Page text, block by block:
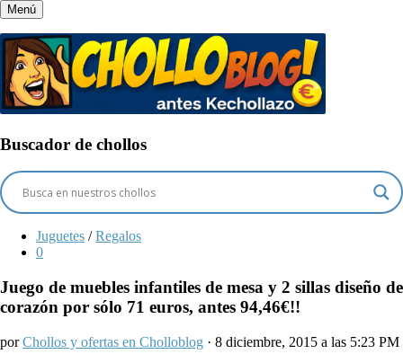
Menú
Buscador de chollos
Juguetes / Regalos
0
Juego de muebles infantiles de mesa y 2 sillas diseño de
corazón por sólo 71 euros, antes 94,46€!!
porChollos y ofertas en Cholloblog · 8 diciembre, 2015 a las 5:23 PM